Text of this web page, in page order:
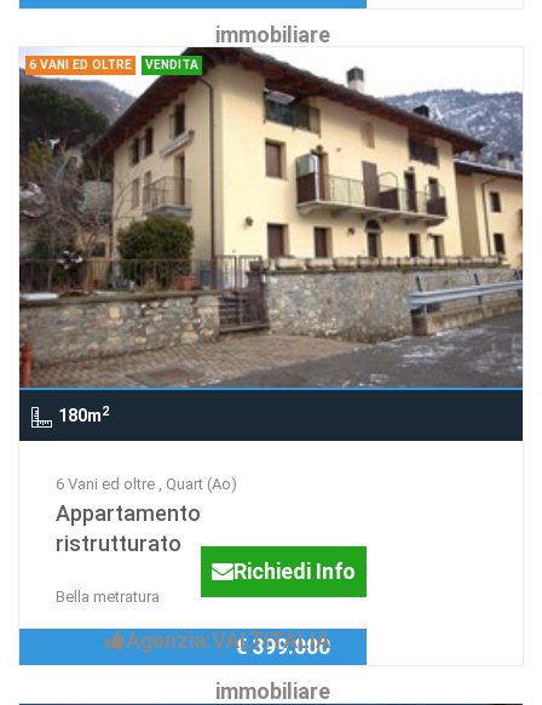
immobiliare
6 VANI ED OLTRE VENDITA
180m2
6 Vani ed oltre , Quart (Ao)
Appartamento
ristrutturato
Bella metratura
Richiedi Info
Agenzia:VALTITALIA
immobiliare
€ 399.000